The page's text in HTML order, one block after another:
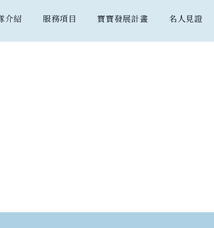
介紹 服務項目 寶寶發展計畫 名人見證